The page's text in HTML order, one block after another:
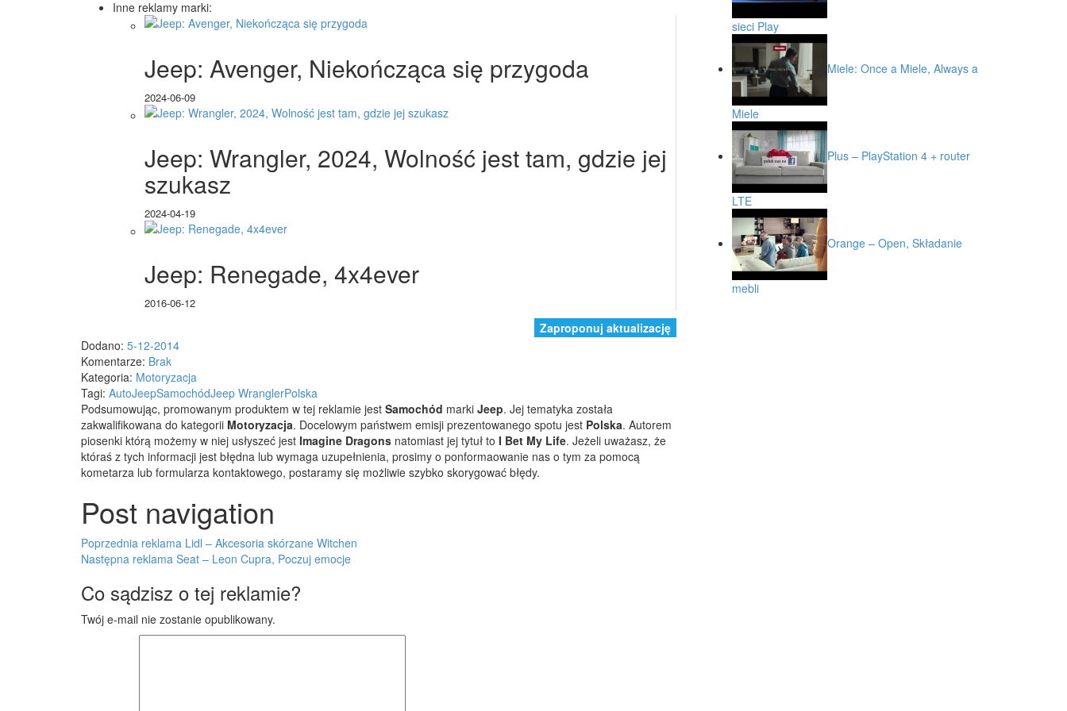
Inne reklamy marki:
Jeep: Avenger, Niekończąca się przygoda
2024-06-09
Jeep: Wrangler, 2024, Wolność jest tam, gdzie jej
szukasz
2024-04-19
Jeep: Renegade, 4x4ever
2016-06-12
Zaproponuj aktualizację
Dodano: 5-12-2014
Komentarze: Brak
Kategoria: Motoryzacja
Tagi: AutoJeepSamochódJeep WranglerPolska
Podsumowując, promowanym produktem w tej reklamie jest Samochód marki Jeep. Jej tematyka została
zakwalifikowana do kategorii Motoryzacja. Docelowym państwem emisji prezentowanego spotu jest Polska. Autorem
piosenki którą możemy w niej usłyszeć jest Imagine Dragons natomiast jej tytuł to I Bet My Life. Jeżeli uważasz, że
któraś z tych informacji jest błędna lub wymaga uzupełnienia, prosimy o ponformaowanie nas o tym za pomocą
kometarza lub formularza kontaktowego, postaramy się możliwie szybko skorygować błędy.
Post navigation
Poprzednia reklama Lidl – Akcesoria skórzane Witchen
Następna reklama Seat – Leon Cupra, Poczuj emocje
Co sądzisz o tej reklamie?
Twój e-mail nie zostanie opublikowany.
sieci Play
Miele: Once a Miele, Always a
Miele
Plus – PlayStation 4 + router
LTE
Orange – Open, Składanie
mebli